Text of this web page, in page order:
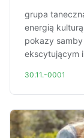
grupa
energią
pokazy
ekscytującym
30.11.-0001